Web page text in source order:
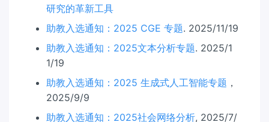
研究的革新工具
助教入选通知：2025 CGE 专题. 2025/11/19
助教入选通知：2025文本分析专题. 2025/1
1/19
助教入选通知：2025 生成式人工智能专题 ，
2025/9/9
助教入选通知：2025社会网络分析, 2025/7/